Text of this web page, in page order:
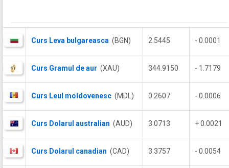
Curs Leva bulgareasca (BGN) 2.5445 - 0.0001
Curs Gramul de aur (XAU) 344.9150 - 1.7179
Curs Leul moldovenesc (MDL) 0.2607 - 0.0006
Curs Dolarul australian (AUD) 3.0713 + 0.0021
Curs Dolarul canadian (CAD) 3.3757 - 0.0054